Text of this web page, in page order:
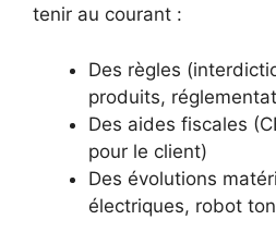
tenir au courant :
Des règles
produits,
Des aides fiscales
pour le client)
Des évolutions
électriques, robot